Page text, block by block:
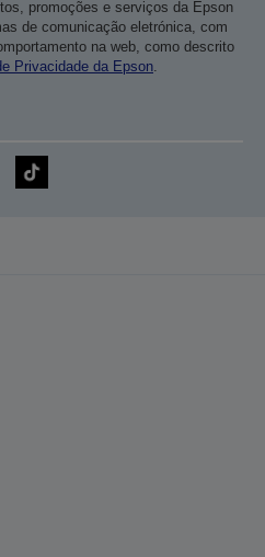
promoções e serviços da Epson
de comunicação eletrónica, com
na web, como descrito
Privacidade da Epson.